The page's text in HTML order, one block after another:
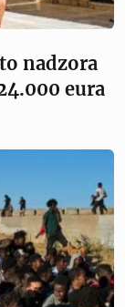
nadzora
eura